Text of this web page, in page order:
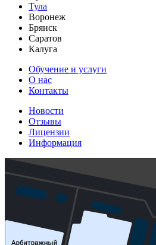
Тула
Воронеж
Брянск
Саратов
Калуга
Обучение и услуги
О нас
Контакты
Новости
Отзывы
Лицензии
Информация